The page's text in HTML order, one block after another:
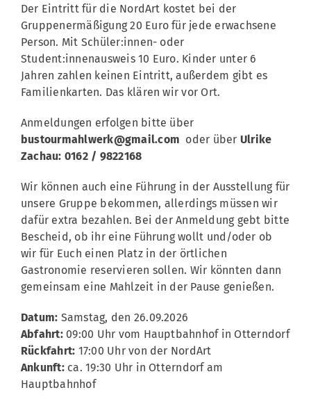
Der Eintritt für die NordArt kostet bei der
Gruppenermäßigung 20 Euro für jede erwachsene
Person. Mit Schüler:innen- oder
Student:innenausweis 10 Euro. Kinder unter 6
Jahren zahlen keinen Eintritt, außerdem gibt es
Familienkarten. Das klären wir vor Ort.
Anmeldungen erfolgen bitte über
bustourmahlwerk@gmail.com oder über Ulrike
Zachau: 0162 / 9822168
Wir können auch eine Führung in der Ausstellung für
unsere Gruppe bekommen, allerdings müssen wir
dafür extra bezahlen. Bei der Anmeldung gebt bitte
Bescheid, ob ihr eine Führung wollt und/oder ob
wir für Euch einen Platz in der örtlichen
Gastronomie reservieren sollen. Wir könnten dann
gemeinsam eine Mahlzeit in der Pause genießen.
Datum: Samstag, den 26.09.2026
Abfahrt:09:00 Uhr vom Hauptbahnhof in Otterndorf
Rückfahrt: 17:00 Uhr von der NordArt
Ankunft:ca. 19:30 Uhr in Otterndorf am
Hauptbahnhof